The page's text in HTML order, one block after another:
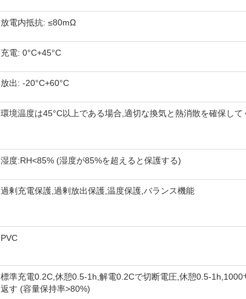
放電内抵抗: ≤80mΩ
充電: 0°C+45°C
放出: -20°C+60°C
環境温度は45°C以上である場合,適切な換気と熱消散を確保して
湿度:RH<85% (湿度が85%を超えると保護する)
過剰充電保護,過剰放出保護,温度保護,バランス機能
PVC
標準充電0.2C,休憩0.5-1h,解電0.2Cで切断電圧,休憩0.5-1h,1000
返す (容量保持率>80%)